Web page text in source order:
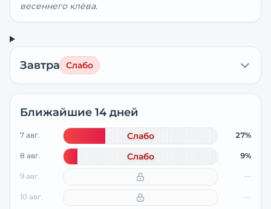
весеннего клёва.
Завтра Слабо
Ближайшие 14 дней
7 авг. Слабо 27%
8 авг. Слабо 9%
9 авг. —
10 авг. —